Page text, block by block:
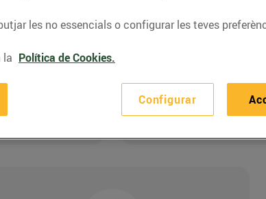
Bonpreu i
en destaquem
És el nostre servei de
compra amb el cotxe.
les no essencials o configurar les teves
la Política de Cookies.
Configurar